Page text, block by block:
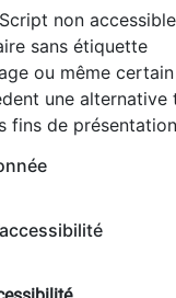
non
sans étiquette
ou même
une alternative
fins de